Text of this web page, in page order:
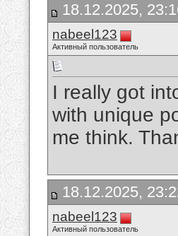
18.12.2025,
nabeel123
Активный пользователь
I really got
with unique
me think.
18.12.2025,
nabeel123
Активный пользователь